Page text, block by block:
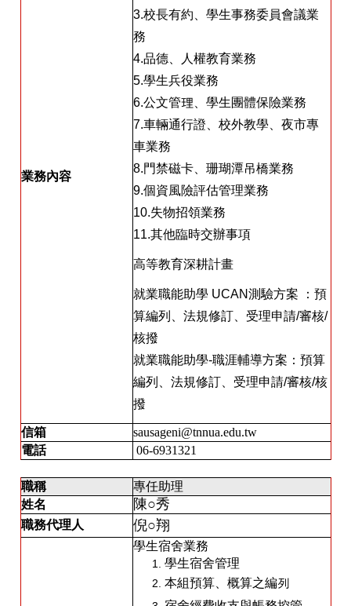
業務內容
3.校長有約、學生事務委員會議業
務
4.品德、人權教育業務
5.學生兵役業務
6.公文管理、學生團體保險業務
7.車輛通行證、校外教學、夜市專
車業務
8.門禁磁卡、珊瑚潭吊橋業務
9.個資風險評估管理業務
10.失物招領業務
11.其他臨時交辦事項
高等教育深耕計畫
就業職能助學 UCAN測驗方案 ：預
算編列、法規修訂、受理申請/審核/
核撥
就業職能助學-職涯輔導方案：預算
編列、法規修訂、受理申請/審核/核
撥
信箱
sausageni@tnnua.edu.tw
電話
06-6931321
職稱
專任助理
姓名
陳○秀
職務代理人 倪○翔
學生宿舍業務
學生宿舍管理
本組預算、概算之編列